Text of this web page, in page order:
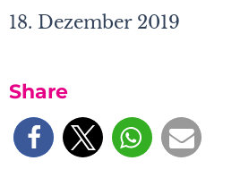
18. Dezember 2019
Share